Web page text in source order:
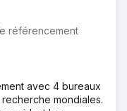
référencement
avec 4 bureaux
mondiales.